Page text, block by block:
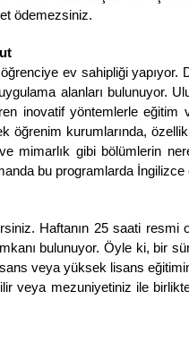
ödemezsiniz.
ev sahipliği yapıyor.
alanları bulunuyor.
inovatif yöntemlerle
öğrenim kurumlarında,
mimarlık gibi bölümlerin
bu programlarda
Haftanın 25 saati resmi
bulunuyor. Öyle ki, bir
veya yüksek lisans
veya mezuniyetiniz ile